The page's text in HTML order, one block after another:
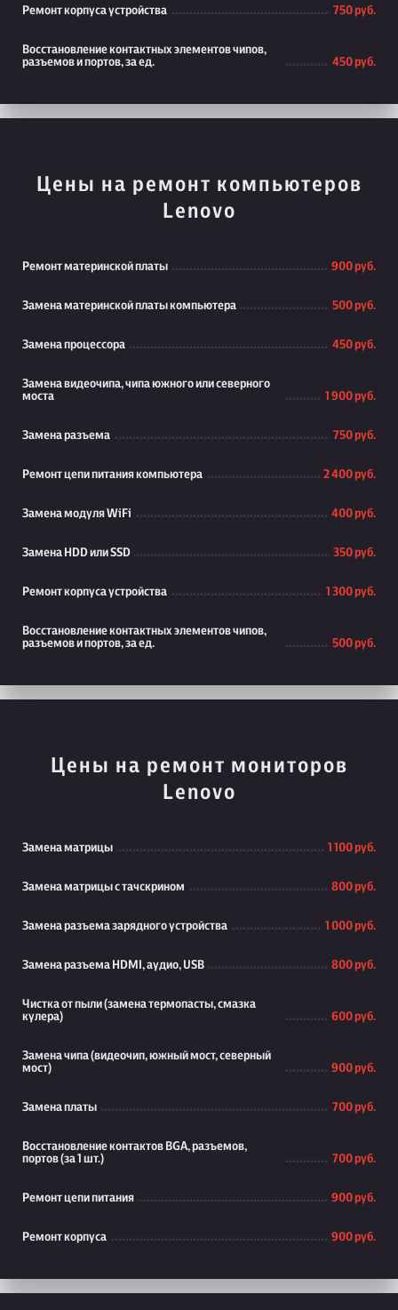
Ремонт корпуса устройства 750 руб.
Восстановление контактных элементов чипов,
разъемов и портов, за ед.
450 руб.
Цены на ремонт компьютеров
Lenovo
Ремонт материнской платы 900 руб.
Замена материнской платы компьютера 500 руб.
Замена процессора 450 руб.
Замена видеочипа, чипа южного или северного
моста
1 900 руб.
Замена разъема 750 руб.
Ремонт цепи питания компьютера 2 400 руб.
Замена модуля WiFi 400 руб.
Замена HDD или SSD 350 руб.
Ремонт корпуса устройства 1 300 руб.
Восстановление контактных элементов чипов,
разъемов и портов, за ед.
500 руб.
Цены на ремонт мониторов
Lenovo
Замена матрицы 1 100 руб.
Замена матрицы с тачскрином 800 руб.
Замена разъема зарядного устройства 1 000 руб.
Замена разъема HDMI, аудио, USB 800 руб.
Чистка от пыли (замена термопасты, смазка
кулера)
600 руб.
Замена чипа (видеочип, южный мост, северный
мост)
900 руб.
Замена платы 700 руб.
Восстановление контактов BGA, разъемов,
портов (за 1 шт.)
700 руб.
Ремонт цепи питания 900 руб.
Ремонт корпуса 900 руб.